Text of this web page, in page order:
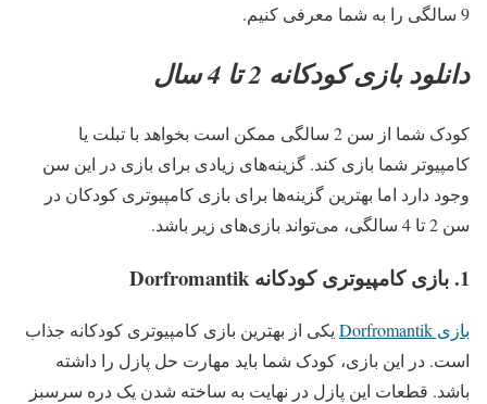
9 سالگی را به شما معرفی کنیم.
دانلود بازی کودکانه 2 تا 4 سال
کودک شما از سن 2 سالگی ممکن است بخواهد با تبلت یا
کامپیوتر شما بازی کند. گزینه‌های زیادی برای بازی در این سن
وجود دارد اما بهترین گزینه‌ها برای بازی کامپیوتری کودکان در
سن 2 تا 4 سالگی، می‌تواند بازی‌های زیر باشد.
1. بازی کامپیوتری کودکانه Dorfromantik
بازی Dorfromantik
یکی از بهترین بازی کامپیوتری کودکانه جذاب
است. در این بازی، کودک شما باید مهارت حل پازل را داشته
باشد. قطعات این پازل در نهایت به ساخته شدن یک دره سرسبز